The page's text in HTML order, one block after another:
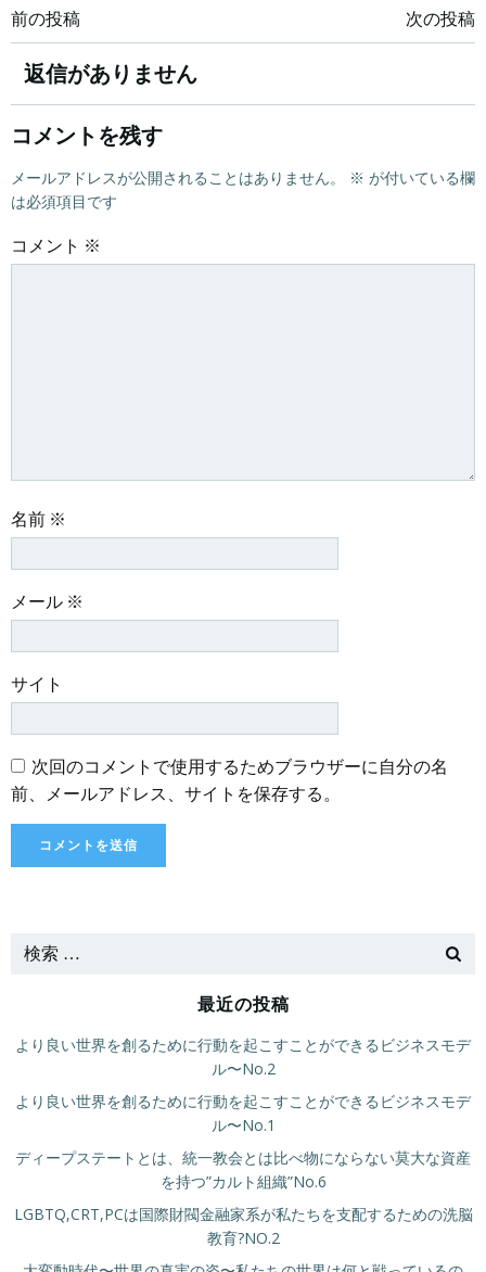
投
稿
ナ
ビ
ゲ
ー
前の投稿
ビ
ー
次の投稿
返信がありません
コメントを残す
メールアドレスが公開されることはありません。 ※ が付いている欄
は必須項目です
コメント ※
名前 ※
メール ※
サイト
次回のコメントで使用するためブラウザーに自分の名
前、メールアドレス、サイトを保存する。
最近の投稿
より良い世界を創るために行動を起こすことができるビジネスモデ
ル〜No.2
より良い世界を創るために行動を起こすことができるビジネスモデ
ル〜No.1
ディープステートとは、統一教会とは比べ物にならない莫大な資産
を持つ”カルト組織”No.6
LGBTQ,CRT,PCは国際財閥金融家系が私たちを支配するための洗脳
教育?NO.2